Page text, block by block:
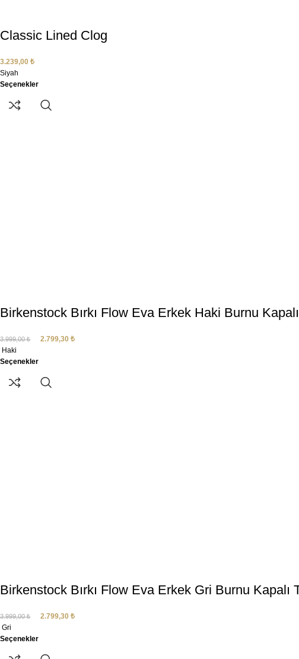
Classic Lined Clog
3.239,00 ₺
Siyah
Seçenekler
Birkenstock Bırkı Flow Eva Erkek Haki Burnu
3.999,00₺ 2.799,30 ₺
Haki
Seçenekler
Birkenstock Bırkı Flow Eva Erkek Gri Burnu Kapalı
3.999,00₺ 2.799,30 ₺
Gri
Seçenekler